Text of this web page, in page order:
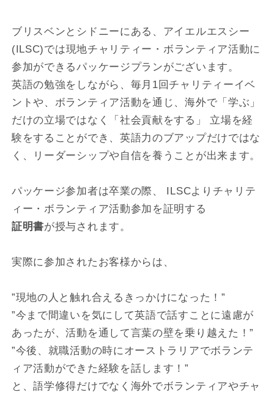
ブリスベンとシドニーにある、アイエルエスシー
(ILSC)では現地チャリティー・ボランティア活動に
参加ができるパッケージプランがございます。
英語の勉強をしながら、毎月1回チャリティーイベ
ントや、ボランティア活動を通じ、海外で「学ぶ」
だけの立場ではなく「社会貢献をする」 立場を経
験をすることができ、英語力のブアップだけではな
く、リーダーシップや自信を養うことが出来ます。
パッケージ参加者は卒業の際、 ILSCよりチャリテ
ィー・ボランティア活動参加を証明する
証明書が授与されます。
実際に参加されたお客様からは、
”現地の人と触れ合えるきっかけになった！”
”今まで間違いを気にして英語で話すことに遠慮が
あったが、活動を通して言葉の壁を乗り越えた！”
”今後、就職活動の時にオーストラリアでボランテ
ィア活動ができた経験を話します！”
と、語学修得だけでなく海外でボランティアやチャ